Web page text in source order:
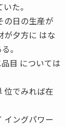
た。
の日の生産が
が夕方に はな
。
目 については
位でみれば在
イングパワー